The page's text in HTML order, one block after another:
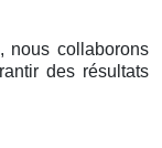
nous collaborons
des résultats